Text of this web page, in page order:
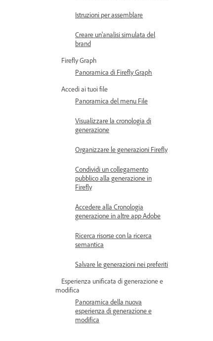
Istruzioni per assemblare
Creare un'analisi simulata del
brand
Firefly Graph
Panoramica di Firefly Graph
Accedi ai tuoi file
Panoramica del menu File
Visualizzare la cronologia di
generazione
Organizzare le generazioni Firefly
Condividi un collegamento
pubblico alla generazione in
Firefly
Accedere alla Cronologia
generazione in altre app Adobe
Ricerca risorse con la ricerca
semantica
Salvare le generazioni nei preferiti
Esperienza unificata di generazione e
modifica
Panoramica della nuova
esperienza di generazione e
modifica